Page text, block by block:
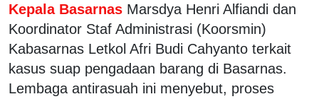
Kepala Basarnas Marsdya Henri Alfiandi dan
Koordinator Staf Administrasi (Koorsmin)
Kabasarnas Letkol Afri Budi Cahyanto terkait
kasus suap pengadaan barang di Basarnas.
Lembaga antirasuah ini menyebut, proses